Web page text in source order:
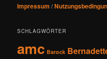
Impressum /
SCHLAGWÖRTER
amc Barock